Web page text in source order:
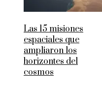
Las 15 misiones
espaciales que
ampliaron los
horizontes del
cosmos